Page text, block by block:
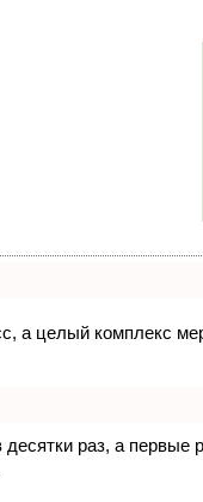
а целый комплекс
десятки раз, а первые